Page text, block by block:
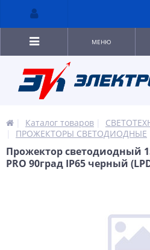
МЕНЮ
Каталог товаров
ПРОЖЕКТОРЫ СВЕТОДИОДНЫЕ
Прожектор светодиодный
PRO 90град IP65 черный